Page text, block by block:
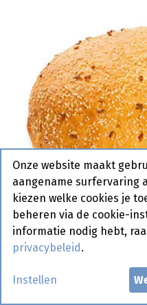
4821
Onze website maakt
aangename surfervaring
kiezen welke cookies je
beheren via de cookie-
informatie nodig hebt,
privacybeleid .
Instellen